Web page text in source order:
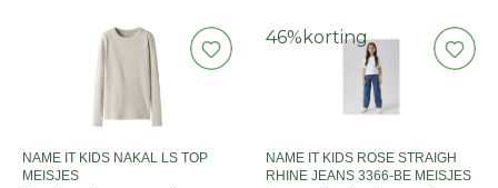
NAME IT KIDS NAKAL LS TOP
MEISJES
46% korting
NAME IT KIDS ROSE STRAIGH
RHINE JEANS 3366-BE MEISJES